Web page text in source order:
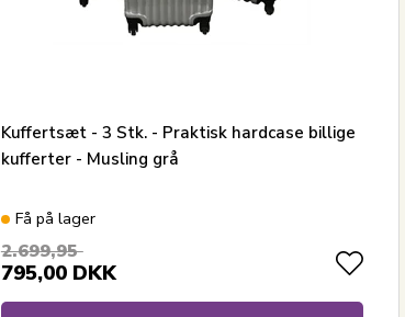
Kuffertsæt - 3 Stk. - Praktisk hardcase billige
kufferter - Musling grå
Få på lager
2.699,95
795,00 DKK